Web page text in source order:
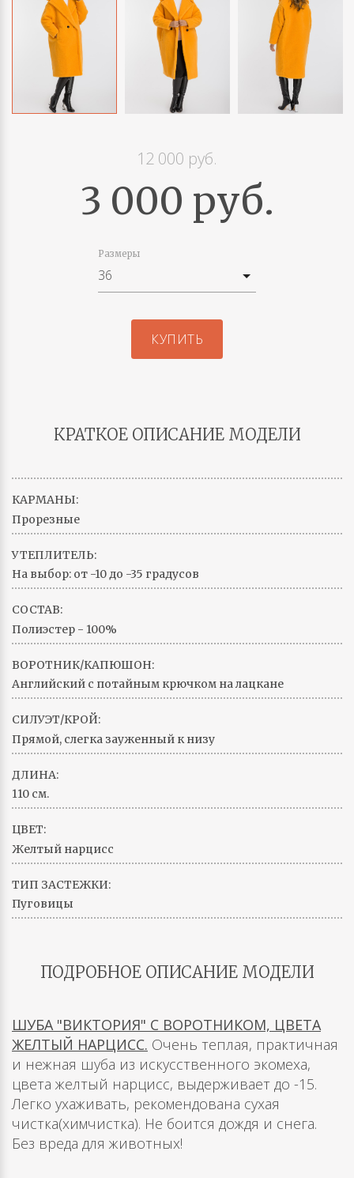
12 000 руб.
3 000 руб.
Размеры
КУПИТЬ
КРАТКОЕ ОПИСАНИЕ МОДЕЛИ
КАРМАНЫ:
Прорезные
УТЕПЛИТЕЛЬ:
На выбор: от -10 до -35 градусов
СОСТАВ:
Полиэстер - 100%
ВОРОТНИК/КАПЮШОН:
Английский с потайным крючком на лацкане
СИЛУЭТ/КРОЙ:
Прямой, слегка зауженный к низу
ДЛИНА:
110 см.
ЦВЕТ:
Желтый нарцисс
ТИП ЗАСТЕЖКИ:
Пуговицы
ПОДРОБНОЕ ОПИСАНИЕ МОДЕЛИ
ШУБА "ВИКТОРИЯ" С ВОРОТНИКОМ, ЦВЕТА
ЖЕЛТЫЙ НАРЦИСС. Очень теплая, практичная
и нежная шуба из искусственного экомеха,
цвета желтый нарцисс, выдерживает до -15.
Легко ухаживать, рекомендована сухая
чистка(химчистка). Не боится дождя и снега.
Без вреда для животных!